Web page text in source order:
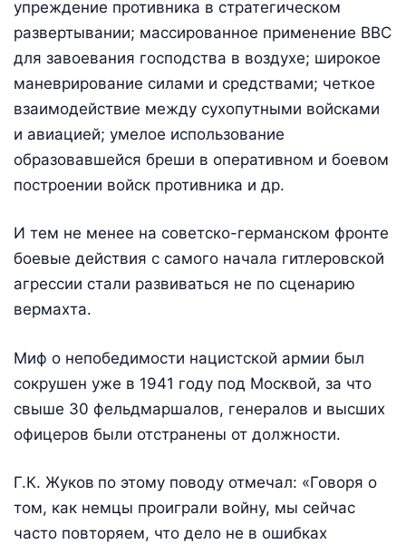
упреждение противника в стратегическом
развертывании; массированное применение ВВС
для завоевания господства в воздухе; широкое
маневрирование силами и средствами; четкое
взаимодействие между сухопутными войсками
и авиацией; умелое использование
образовавшейся бреши в оперативном и боевом
построении войск противника и др.
И тем не менее на советско-германском фронте
боевые действия с самого начала гитлеровской
агрессии стали развиваться не по сценарию
вермахта.
Миф о непобедимости нацистской армии был
сокрушен уже в 1941 году под Москвой, за что
свыше 30 фельдмаршалов, генералов и высших
офицеров были отстранены от должности.
Г.К. Жуков по этому поводу отмечал: «Говоря о
том, как немцы проиграли войну, мы сейчас
часто повторяем, что дело не в ошибках